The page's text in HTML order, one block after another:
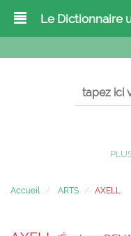
Le Dictionnaire
Accueil ARTS AXELL